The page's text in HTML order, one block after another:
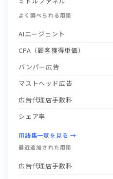
よく調べられる用語
AIエージェント
CPA（顧客獲得単価）
バンパー広告
マストヘッド広告
広告代理店手数料
シェア率
用語集一覧を見る →
最近追加された用語
広告代理店手数料